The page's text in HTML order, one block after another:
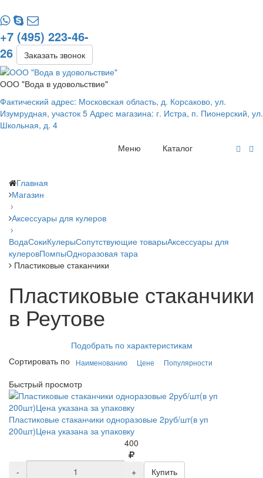
+7 (495) 223-46-
26
Заказать звонок
ООО "Вода в удовольствие"
Фактический адрес: Московская область, д. Корсаково, ул.
Изумрудная, участок 5 Адрес магазина: г. Истра, п. Пионерский, ул.
Школьная, д. 4
Каталог
Меню
Главная
Магазин
Аксессуары для кулеров
ВодаСокиКулерыСопутствующие товарыАксессуары для
кулеровПомпыОдноразовая тара
Пластиковые стаканчики
Пластиковые стаканчики
в Реутове
Подобрать по характеристикам
Сортировать по
Наименованию Цене Популярности
Быстрый просмотр
Пластиковые стаканчики одноразовые 2руб/шт(в уп
200шт)Цена указана за упаковку
400
- +
Купить